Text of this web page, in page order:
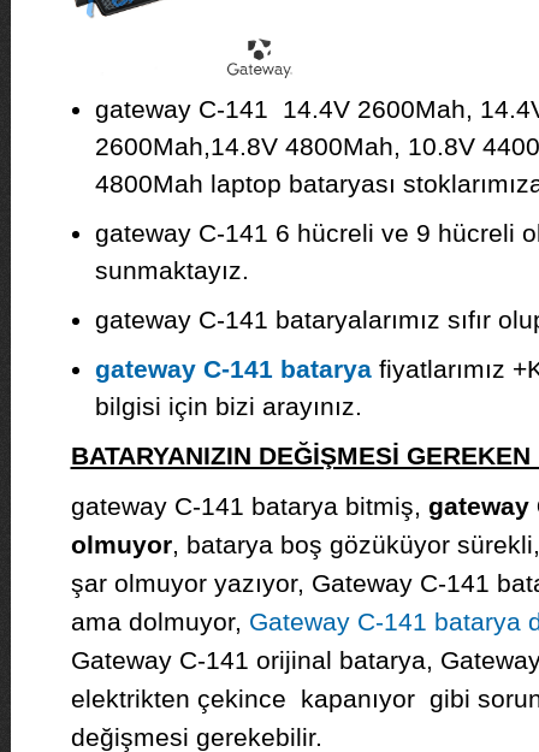
gateway C-141 14.4V 2600Mah,
2600Mah,14.8V 4800Mah, 10.8V
4800Mah laptop bataryası
gateway C-141 6 hücreli ve 9 hücreli
sunmaktayız.
gateway C-141 bataryalarımız sıfır
gateway C-141 bataryafiyatlarımız
bilgisi için bizi arayınız.
BATARYANIZIN DEĞİŞMESİ
gateway C-141 batarya bitmiş, gateway
olmuyor, batarya boş gözüküyor
şar olmuyor yazıyor, Gateway C-141
ama dolmuyor, Gateway C-141 batarya
Gateway C-141 orijinal batarya,
elektrikten çekince kapanıyor gibi
değişmesi gerekebilir.